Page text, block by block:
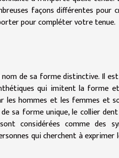
façons différentes pour
pour compléter votre tenue.
de sa forme distinctive. Il
qui imitent la forme
hommes et les femmes et
sa forme unique, le collier
considérées comme des
qui cherchent à